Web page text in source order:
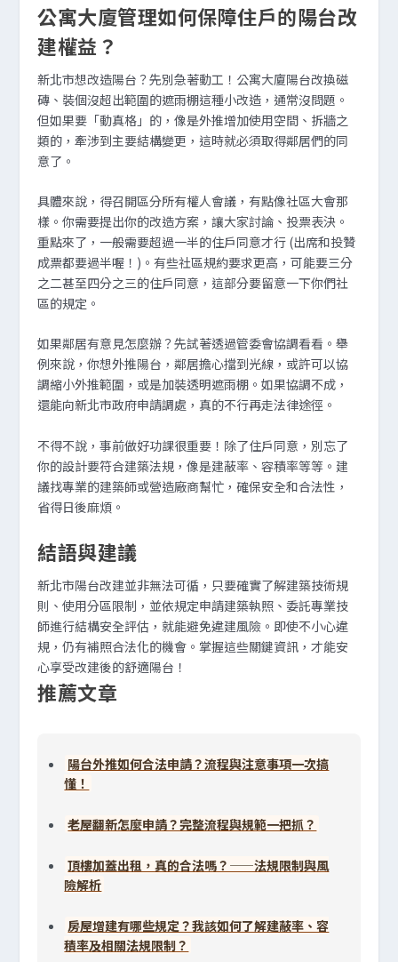
公寓大廈管理如何保障住戶的陽台改
建權益？
新北市想改造陽台？先別急著動工！公寓大廈陽台改換磁
磚、裝個沒超出範圍的遮雨棚這種小改造，通常沒問題。
但如果要「動真格」的，像是外推增加使用空間、拆牆之
類的，牽涉到主要結構變更，這時就必須取得鄰居們的同
意了。
具體來說，得召開區分所有權人會議，有點像社區大會那
樣。你需要提出你的改造方案，讓大家討論、投票表決。
重點來了，一般需要超過一半的住戶同意才行 (出席和投贊
成票都要過半喔！)。有些社區規約要求更高，可能要三分
之二甚至四分之三的住戶同意，這部分要留意一下你們社
區的規定。
如果鄰居有意見怎麼辦？先試著透過管委會協調看看。舉
例來說，你想外推陽台，鄰居擔心擋到光線，或許可以協
調縮小外推範圍，或是加裝透明遮雨棚。如果協調不成，
還能向新北市政府申請調處，真的不行再走法律途徑。
不得不說，事前做好功課很重要！除了住戶同意，別忘了
你的設計要符合建築法規，像是建蔽率、容積率等等。建
議找專業的建築師或營造廠商幫忙，確保安全和合法性，
省得日後麻煩。
結語與建議
新北市陽台改建並非無法可循，只要確實了解建築技術規
則、使用分區限制，並依規定申請建築執照、委託專業技
師進行結構安全評估，就能避免違建風險。即使不小心違
規，仍有補照合法化的機會。掌握這些關鍵資訊，才能安
心享受改建後的舒適陽台！
推薦文章
陽台外推如何合法申請？流程與注意事項一次搞
懂！
老屋翻新怎麼申請？完整流程與規範一把抓？
頂樓加蓋出租，真的合法嗎？——法規限制與風
險解析
房屋增建有哪些規定？我該如何了解建蔽率、容
積率及相關法規限制？